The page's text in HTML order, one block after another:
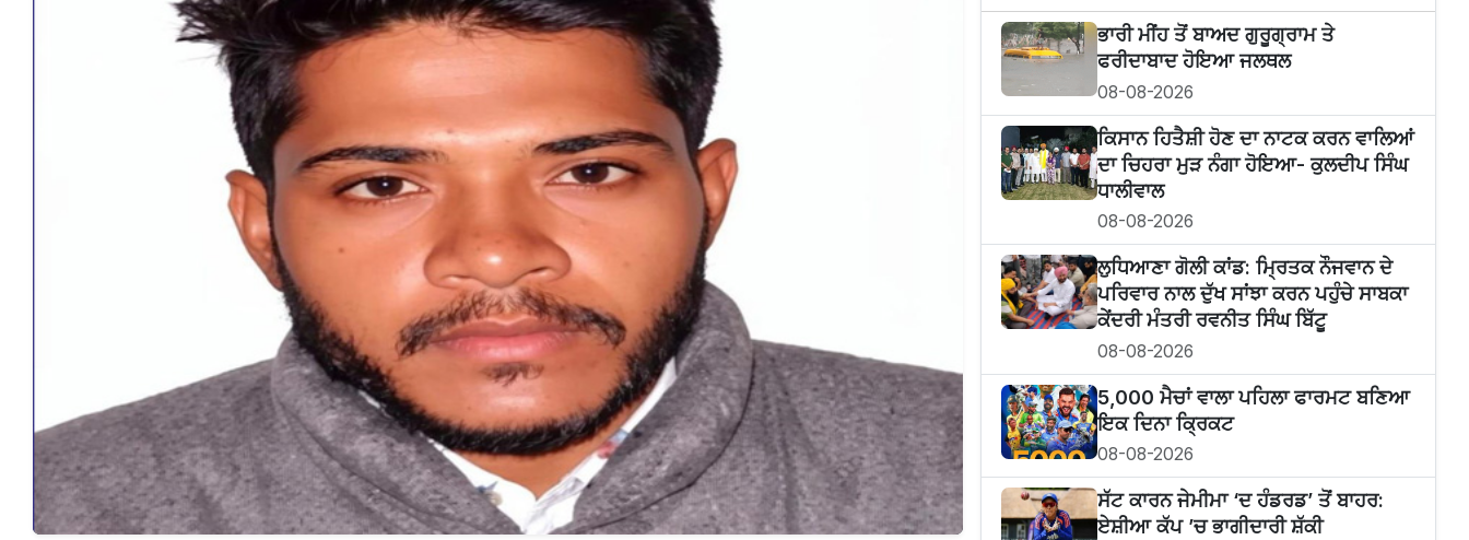
ਭਾਰੀ ਮੀਂਹ ਤੋਂ ਬਾਅਦ ਗੁਰੂਗ੍ਰਾਮ ਤੇ
ਫਰੀਦਾਬਾਦ ਹੋਇਆ ਜਲਥਲ
08-08-2026
ਕਿਸਾਨ ਹਿਤੈਸ਼ੀ ਹੋਣ ਦਾ ਨਾਟਕ ਕਰਨ ਵਾਲਿਆਂ
ਦਾ ਚਿਹਰਾ ਮੁੜ ਨੰਗਾ ਹੋਇਆ- ਕੁਲਦੀਪ ਸਿੰਘ
ਧਾਲੀਵਾਲ
08-08-2026
ਲੁਧਿਆਣਾ ਗੋਲੀ ਕਾਂਡ: ਮ੍ਰਿਤਕ ਨੌਜਵਾਨ ਦੇ
ਪਰਿਵਾਰ ਨਾਲ ਦੁੱਖ ਸਾਂਝਾ ਕਰਨ ਪਹੁੰਚੇ ਸਾਬਕਾ
ਕੇਂਦਰੀ ਮੰਤਰੀ ਰਵਨੀਤ ਸਿੰਘ ਬਿੱਟੂ
08-08-2026
5,000 ਮੈਚਾਂ ਵਾਲਾ ਪਹਿਲਾ ਫਾਰਮਟ ਬਣਿਆ
ਇਕ ਦਿਨਾ ਕ੍ਰਿਕਟ
08-08-2026
ਸੱਟ ਕਾਰਨ ਜੇਮੀਮਾ ‘ਦ ਹੰਡਰਡ’ ਤੋਂ ਬਾਹਰ:
ਏਸ਼ੀਆ ਕੱਪ ’ਚ ਭਾਗੀਦਾਰੀ ਸ਼ੱਕੀ